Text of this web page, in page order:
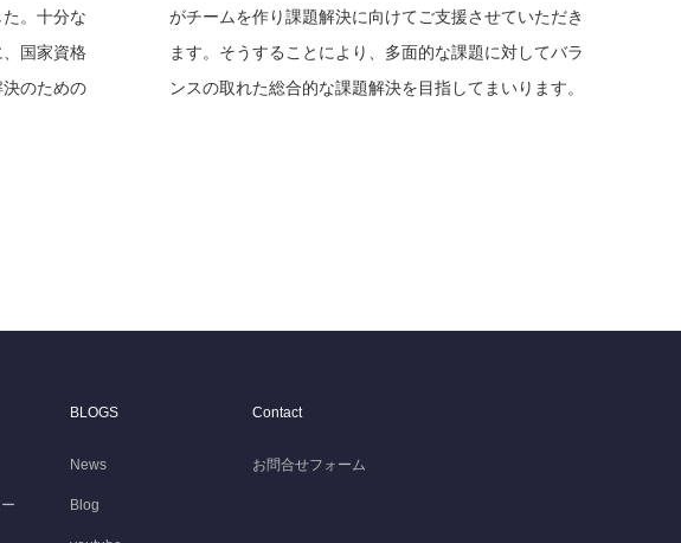
。十分な
国家資格
のための
がチームを作り課題解決に向けてご支援させていただき
ます。そうすることにより、多面的な課題に対してバラ
ンスの取れた総合的な課題解決を目指してまいります。
BLOGS
News
Blog
Contact
お問合せフォーム